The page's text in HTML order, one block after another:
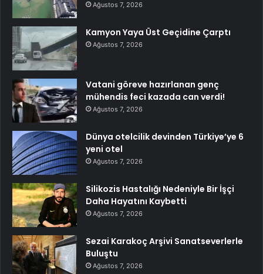
Ağustos 7, 2026
Kamyon Yaya Üst Geçidine Çarptı
Ağustos 7, 2026
Vatani göreve hazırlanan genç
mühendis feci kazada can verdi!
Ağustos 7, 2026
Dünya otelcilik devinden Türkiye’ye 6
yeni otel
Ağustos 7, 2026
Silikozis Hastalığı Nedeniyle Bir İşçi
Daha Hayatını Kaybetti
Ağustos 7, 2026
Sezai Karakoç Arşivi Sanatseverlerle
Buluştu
Ağustos 7, 2026